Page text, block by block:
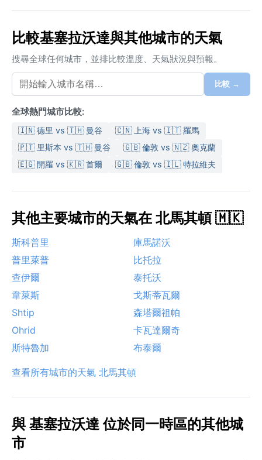
比較基塞拉沃達與其他城市的天氣
搜尋全球任何城市，並排比較溫度、天氣狀況與預報。
比較 →
全球熱門城市比較:
🇮🇳 德里 vs 🇹🇭 曼谷
🇨🇳 上海 vs 🇮🇹 羅馬
🇵🇹 里斯本 vs 🇹🇭 曼谷
🇬🇧 倫敦 vs 🇳🇿 奧克蘭
🇪🇬 開羅 vs 🇰🇷 首爾
🇬🇧 倫敦 vs 🇮🇱 特拉維夫
其他主要城市的天氣在 北馬其頓 🇲🇰
斯科普里
庫馬諾沃
普里萊普
比托拉
查伊爾
泰托沃
韋萊斯
戈斯蒂瓦爾
Shtip
森塔爾祖帕
Ohrid
卡瓦達爾奇
斯特魯加
布泰爾
查看所有城市的天氣 北馬其頓
與 基塞拉沃達 位於同一時區的其他城
市